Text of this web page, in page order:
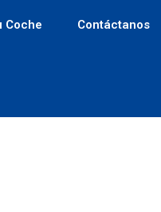
Coche Contáctanos